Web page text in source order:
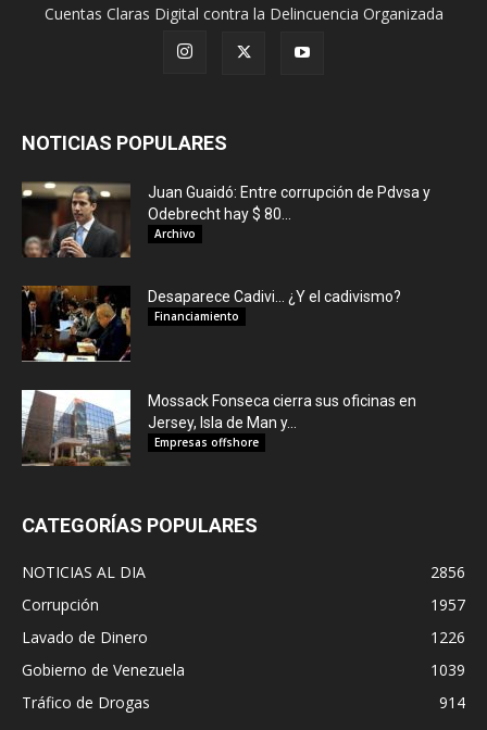
Cuentas Claras Digital contra la Delincuencia Organizada
NOTICIAS POPULARES
Juan Guaidó: Entre corrupción de Pdvsa y
Odebrecht hay $ 80...
Archivo
Desaparece Cadivi… ¿Y el cadivismo?
Financiamiento
Mossack Fonseca cierra sus oficinas en
Jersey, Isla de Man y...
Empresas offshore
CATEGORÍAS POPULARES
NOTICIAS AL DIA
2856
Corrupción
1957
Lavado de Dinero
1226
Gobierno de Venezuela
1039
Tráfico de Drogas
914